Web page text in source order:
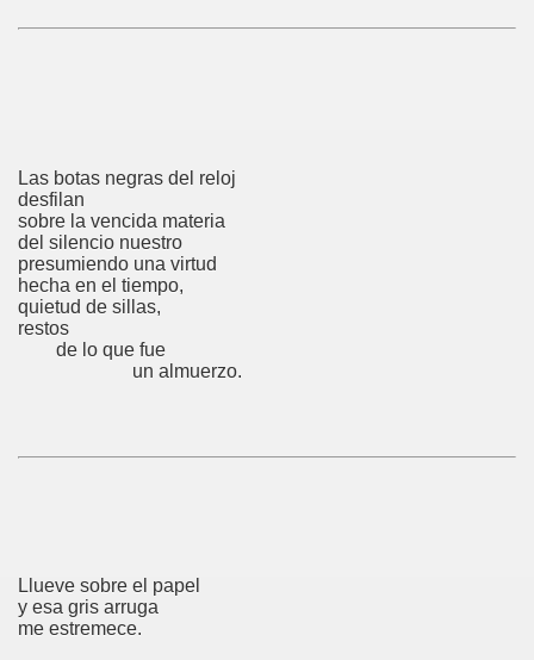
Las botas negras del reloj
desfilan
sobre la vencida materia
del silencio nuestro
presumiendo una virtud
hecha en el tiempo,
quietud de sillas,
restos
de lo que fue
un almuerzo.
Llueve sobre el papel
y esa gris arruga
me estremece.